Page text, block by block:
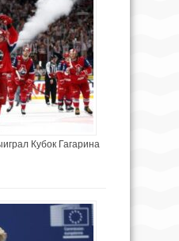
Кубок Гагарина